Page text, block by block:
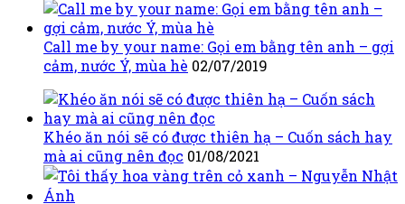
Call me by your name: Gọi em bằng tên anh – gợi
cảm, nước Ý, mùa hè 02/07/2019
Khéo ăn nói sẽ có được thiên hạ – Cuốn sách hay
mà ai cũng nên đọc 01/08/2021